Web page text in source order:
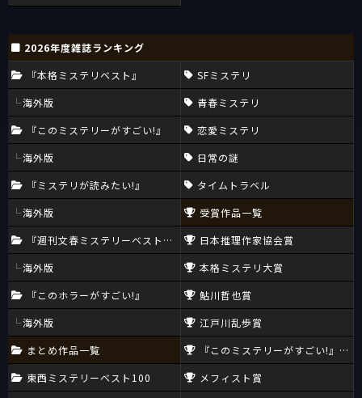
威」に魅せられている作家の中でも、自他共に認めるその代表格
たる法月綸太郎が、「信仰と理性の矛盾」という「わかりやすい
問題」に目をつむってでも、ノックスという「カトリックの高位
聖職者」に共感を示したというのは、大変わかりやすい態度と言
えるのだ。
いくら偉そうにしてみても、ヴァン・ダインなど所詮は一介の
「小説家・批評家」でしかないけれども、ノックスは世間一般的
にも権威のある「カトリックの高位聖職者」なのだから、「權
威」に強い憧れを感じる者ならば、ヴァン・ダインなどより、ロ
ナルド・ノックスの持ち上げ、「そのようになりたい」と願うの
は、自然な人間的感情だと言えるのである。
しかし、「カトリックの高位聖職者」というのは、「形式的」に
は非凡に高い「權威」ではあろうけれど、その内実が必ずしもそ
んなものであり得ないというのも、世俗的常識のある者にはわか
りやすい事実であろう。
つまり、「形式＝建て前」としては清廉高潔なはずの「カトリッ
クの高位聖職者」もまた、少なからず「人間」的であったが故に
「カトリック司祭による、信者子弟に対する性的虐待事件の多発
と隠蔽（スポットライト事件）」だの「バチカン銀行でのマネー
ロンダリング」だのといった、きわめて「人間的な問題」が噴出
2026年度雑誌ランキング
『本格ミステリベスト』
海外版
『このミステリーがすごい!』
海外版
『ミステリが読みたい!』
海外版
『週刊文春ミステリーベスト10』
海外版
『このホラーがすごい!』
海外版
まとめ作品一覧
東西ミステリーベスト100
SFミステリ
青春ミステリ
恋愛ミステリ
日常の謎
タイムトラベル
受賞作品一覧
日本推理作家協会賞
本格ミステリ大賞
鮎川哲也賞
江戸川乱歩賞
『このミステリーがすごい!』大賞
メフィスト賞